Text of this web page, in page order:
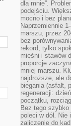
dla mnie”.
podejściu.
mocno i bez
Naprzemiennie
marszu, przez
bez
rekord, tylko
mięśni i stawów
proporcje
mniej marszu.
najdroższe, ale
biegania (asfalt,
regeneracji:
początku,
Bez tego
poleci w dół.
zaliczenie do